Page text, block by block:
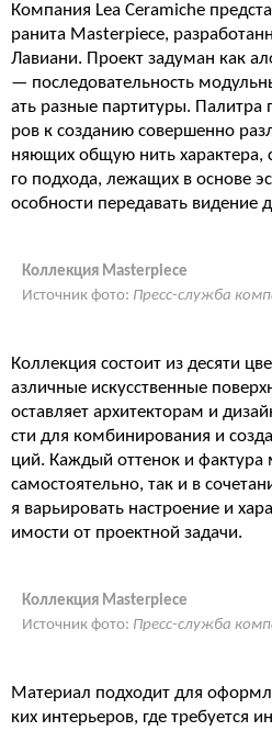
Компания Lea Ceramiche
ранита Masterpiece,
Лавиани. Проект задуман как
— последовательность
ать разные партитуры. Палитра
ров к созданию совершенно
няющих общую нить характера,
го подхода, лежащих в основе
особности передавать видение
Коллекция Masterpiece
Источник фото: Пресс-служба
Коллекция состоит из десяти
азличные искусственные
оставляет архитекторам и
сти для комбинирования и
ций. Каждый оттенок и фактура
самостоятельно, так и в
я варьировать настроение и
имости от проектной задачи.
Коллекция Masterpiece
Источник фото: Пресс-служба
Материал подходит для
ких интерьеров, где требуется